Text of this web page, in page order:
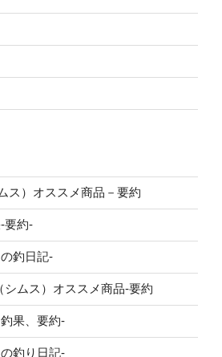
ス）オススメ商品－要約
要約-
釣日記-
ムス）オススメ商品-要約
果、要約-
釣り日記-